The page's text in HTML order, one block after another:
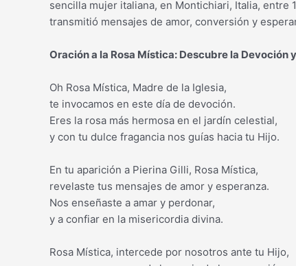
sencilla mujer italiana, en Montichiari, Italia, entre
transmitió mensajes de amor, conversión y
Oración a la Rosa Mística: Descubre la Devoción
Oh Rosa Mística, Madre de la Iglesia,
te invocamos en este día de devoción.
Eres la rosa más hermosa en el jardín celestial,
y con tu dulce fragancia nos guías hacia tu Hijo.
En tu aparición a Pierina Gilli, Rosa Mística,
revelaste tus mensajes de amor y esperanza.
Nos enseñaste a amar y perdonar,
y a confiar en la misericordia divina.
Rosa Mística, intercede por nosotros ante tu Hijo,